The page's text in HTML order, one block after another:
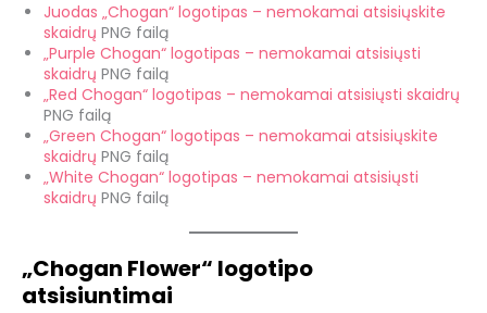
Juodas „Chogan“ logotipas – nemokamai atsisiųskite
skaidrų PNG failą
„Purple Chogan“ logotipas – nemokamai atsisiųsti
skaidrų PNG failą
„Red Chogan“ logotipas – nemokamai atsisiųsti skaidrų
PNG failą
„Green Chogan“ logotipas – nemokamai atsisiųskite
skaidrų PNG failą
„White Chogan“ logotipas – nemokamai atsisiųsti
skaidrų PNG failą
„Chogan Flower“ logotipo
atsisiuntimai